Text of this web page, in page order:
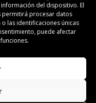
del dispositivo. El
permitirá procesar datos
las identificaciones únicas
puede afectar
PUBLICIDAD
2014
2008-2024.